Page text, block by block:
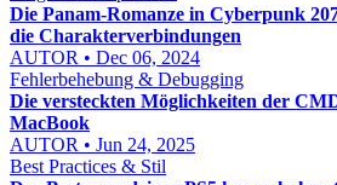
Die Panam-Romanze in Cyberpunk
die Charakterverbindungen
AUTOR • Dec 06, 2024
Fehlerbehebung & Debugging
Die versteckten Möglichkeiten der
MacBook
AUTOR • Jun 24, 2025
Best Practices & Stil